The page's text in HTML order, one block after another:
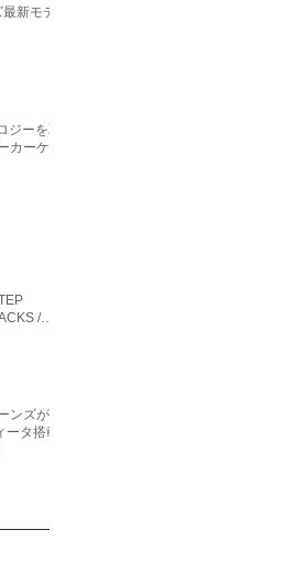
新モデ
ーを取
カーケー
/
ンズが初
タ搭載